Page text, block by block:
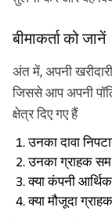
बीमाकर्ता को जानें
अंत में, अपनी
जिससे आप अपनी
क्षेत्र दिए गए हैं
उनका दावा
उनका ग्राहक
क्या कंपनी
क्या मौजूदा